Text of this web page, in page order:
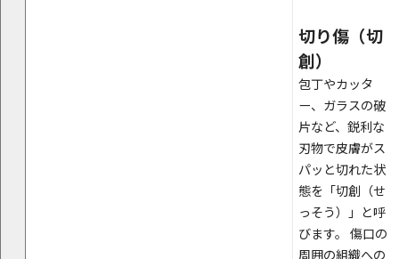
切り傷（切
創）
包丁やカッタ
ー、ガラスの破
片など、鋭利な
刃物で皮膚がス
パッと切れた状
態を「切創（せ
っそう）」と呼
びます。 傷口の
周囲の組織への